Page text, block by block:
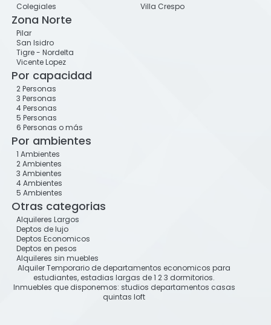
Colegiales
Villa Crespo
Zona Norte
Pilar
San Isidro
Tigre - Nordelta
Vicente Lopez
Por capacidad
2 Personas
3 Personas
4 Personas
5 Personas
6 Personas o más
Por ambientes
1 Ambientes
2 Ambientes
3 Ambientes
4 Ambientes
5 Ambientes
Otras categorias
Alquileres Largos
Deptos de lujo
Deptos Economicos
Deptos en pesos
Alquileres sin muebles
Alquiler Temporario de departamentos economicos para
estudiantes, estadias largas de 1 2 3 dormitorios.
Inmuebles que disponemos: studios departamentos casas
quintas loft